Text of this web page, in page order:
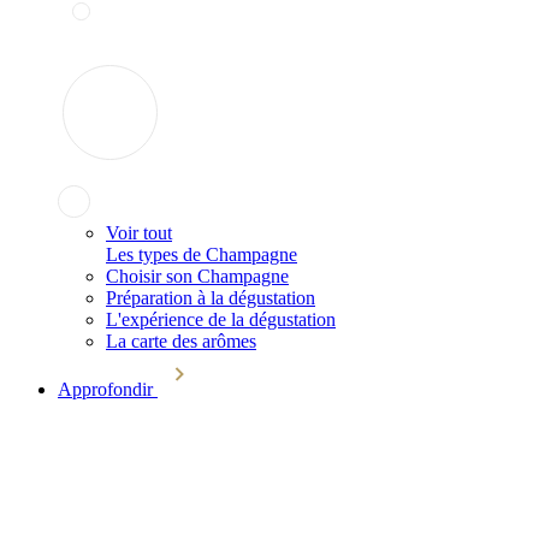
Voir tout
Les types de Champagne
Choisir son Champagne
Préparation à la dégustation
L'expérience de la dégustation
La carte des arômes
Approfondir